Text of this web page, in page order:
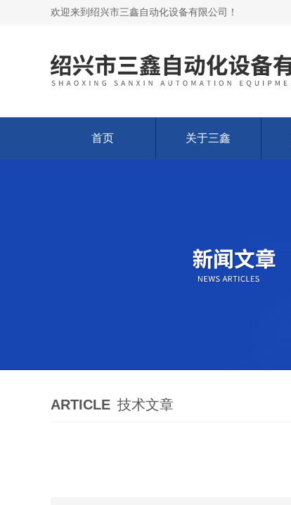
欢迎来到绍兴市三鑫自动化设备有限公司！
首页 关于三鑫
ARTICLE 技术文章